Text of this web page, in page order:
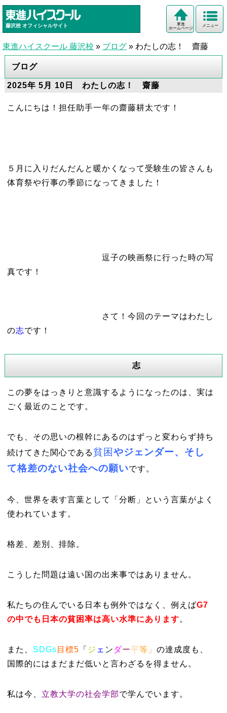
藤沢校 オフィシャルサイト メニュー
東進
ホームページ
東進ハイスクール 藤沢校 » ブログ » わたしの志！ 齋藤
ブログ
2025年 5月 10日 わたしの志！ 齋藤
こんにちは！担任助手一年の齋藤耕太です！
５月に入りだんだんと暖かくなって受験生の皆さんも
体育祭や行事の季節になってきました！
逗子の映画祭に行った時の写
真です！
さて！今回のテーマはわたし
の志です！
志
この夢をはっきりと意識するようになったのは、実は
ごく最近のことです。
でも、その思いの根幹にあるのはずっと変わらず持ち
続けてきた関心である貧困やジェンダー、そし
て格差のない社会への願いです。
今、世界を表す言葉として「分断」という言葉がよく
使われています。
格差、差別、排除。
こうした問題は遠い国の出来事ではありません。
私たちの住んでいる日本も例外ではなく、例えばG7
の中でも日本の貧困率は高い水準にあります。
また、 SDGs 目標5 「 ジ ェ ン ダー平等」 の達成度も、
国際的にはまだまだ低いと言わざるを得ません。
私は今、 立教大学の社会学部で学んでいます。